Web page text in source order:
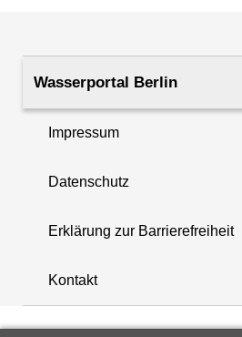
+
−
Wasserportal Berlin
Impressum
Datenschutz
Erklärung zur Barrierefreiheit
Kontakt